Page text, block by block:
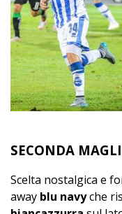
SECONDA
Scelta nostalgica e
away blu navyche